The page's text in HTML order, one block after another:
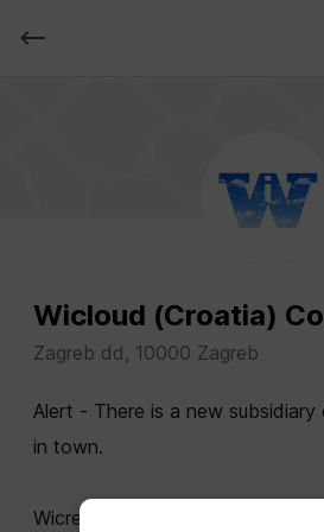
Wicloud (Croatia)
Zagreb dd, 10000 Zagreb
Alert - There is a new
in town.
Wicresoft poduzeće osnovano